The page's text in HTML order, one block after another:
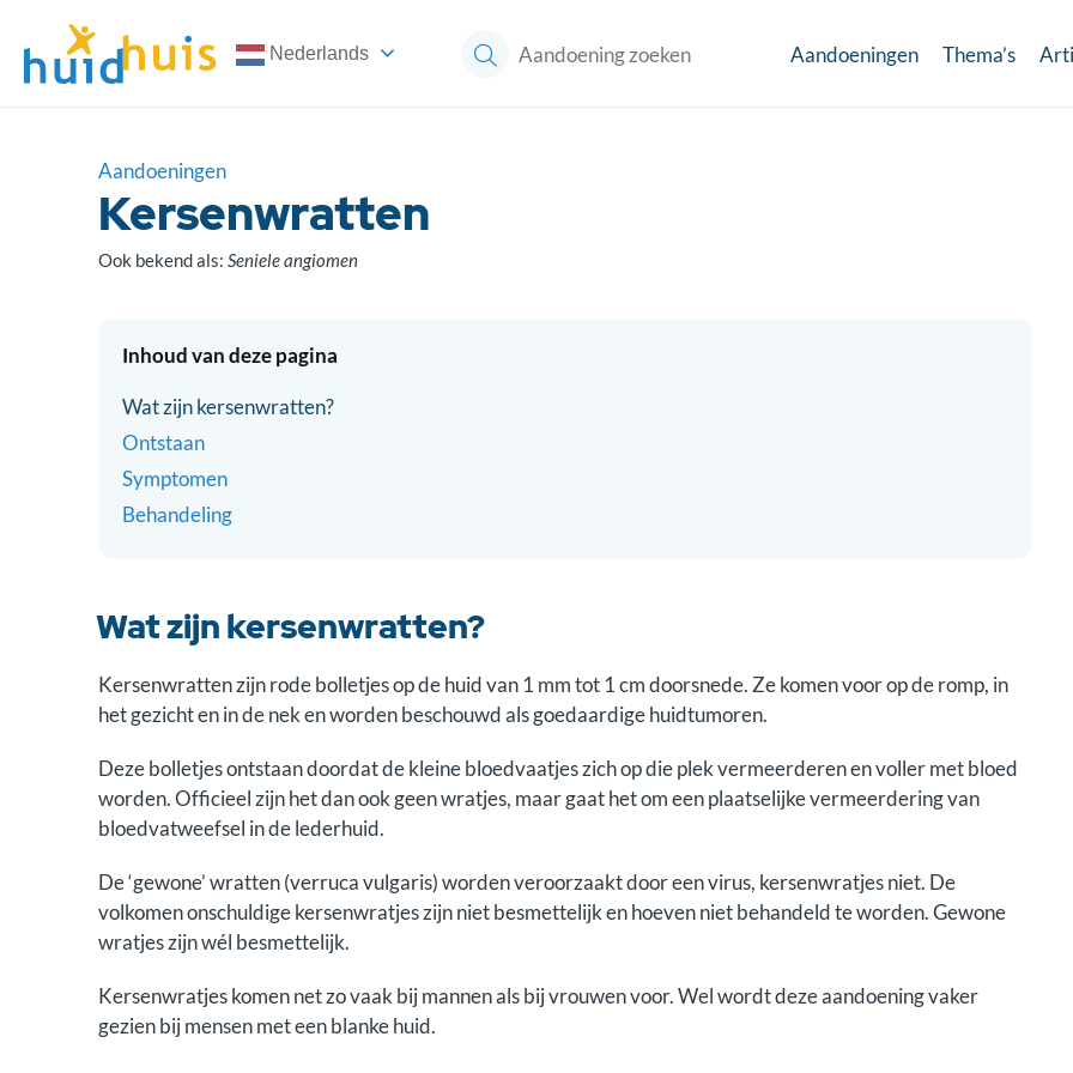
Nederlands Aandoeningen Thema’s
Inhoud van deze pagina
Wat zijn kersenwratten?
Ontstaan
Symptomen
Behandeling
Aandoeningen
Kersenwratten
Ook bekend als: Seniele angiomen
Wat zijn kersenwratten?
Kersenwratten zijn rode bolletjes op de huid van 1 mm tot 1 cm doorsnede. Ze komen voor op de romp, in
het gezicht en in de nek en worden beschouwd als goedaardige huidtumoren.
Deze bolletjes ontstaan doordat de kleine bloedvaatjes zich op die plek vermeerderen en voller met bloed
worden. Officieel zijn het dan ook geen wratjes, maar gaat het om een plaatselijke vermeerdering van
bloedvatweefsel in de lederhuid.
De ‘gewone’ wratten (verruca vulgaris) worden veroorzaakt door een virus, kersenwratjes niet. De
volkomen onschuldige kersenwratjes zijn niet besmettelijk en hoeven niet behandeld te worden. Gewone
wratjes zijn wél besmettelijk.
Kersenwratjes komen net zo vaak bij mannen als bij vrouwen voor. Wel wordt deze aandoening vaker
gezien bij mensen met een blanke huid.